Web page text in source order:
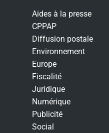
Aides à la presse
CPPAP
Diffusion postale
Environnement
Europe
Fiscalité
Juridique
Numérique
Publicité
Social